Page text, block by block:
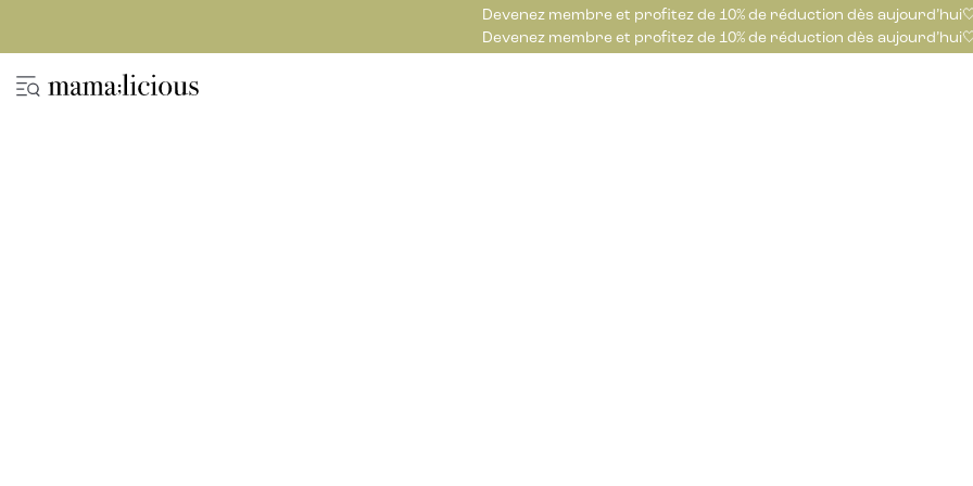
Devenez membre et profitez de 10% de réduction dès
Devenez membre et profitez de 10% de réduction dès